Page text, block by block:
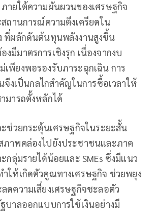
ายใต้ความผันผวนของเศรษฐกิจ
ถานการณ์ความตึงเครียดใน
ที่ผลักดันต้นทุนพลังงานสูงขึ้น
งมีมาตรการเชิงรุก เนื่องจากงบ
พียงพอรองรับภาระฉุกเฉิน การ
จึงเป็นกลไกสำคัญในการซื้อเวลาให้
มารถตั้งหลักได้
ะช่วยกระตุ้นเศรษฐกิจในระยะสั้น
ภาพคล่องไปยังประชาชนและภาค
กลุ่มรายได้น้อยและ SMEs ซึ่งมีแนว
ำให้เกิดตัวคูณทางเศรษฐกิจ ช่วยพยุง
ดความเสี่ยงเศรษฐกิจชะลอตัว
บาลออกแบบการใช้เงินอย่างมี